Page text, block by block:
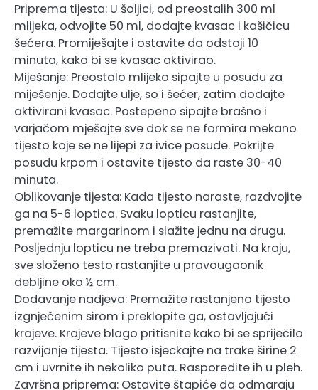
Priprema tijesta: U šoljici, od preostalih 300 ml
mlijeka, odvojite 50 ml, dodajte kvasac i kašičicu
šećera. Promiješajte i ostavite da odstoji 10
minuta, kako bi se kvasac aktivirao.
Miješanje: Preostalo mlijeko sipajte u posudu za
miješenje. Dodajte ulje, so i šećer, zatim dodajte
aktivirani kvasac. Postepeno sipajte brašno i
varjačom mješajte sve dok se ne formira mekano
tijesto koje se ne lijepi za ivice posude. Pokrijte
posudu krpom i ostavite tijesto da raste 30-40
minuta.
Oblikovanje tijesta: Kada tijesto naraste, razdvojite
ga na 5-6 loptica. Svaku lopticu rastanjite,
premažite margarinom i slažite jednu na drugu.
Posljednju lopticu ne treba premazivati. Na kraju,
sve složeno testo rastanjite u pravougaonik
debljine oko ½ cm.
Dodavanje nadjeva: Premažite rastanjeno tijesto
izgnječenim sirom i preklopite ga, ostavljajući
krajeve. Krajeve blago pritisnite kako bi se spriječilo
razvijanje tijesta. Tijesto isjeckajte na trake širine 2
cm i uvrnite ih nekoliko puta. Rasporedite ih u pleh.
Završna priprema: Ostavite štapiće da odmaraju